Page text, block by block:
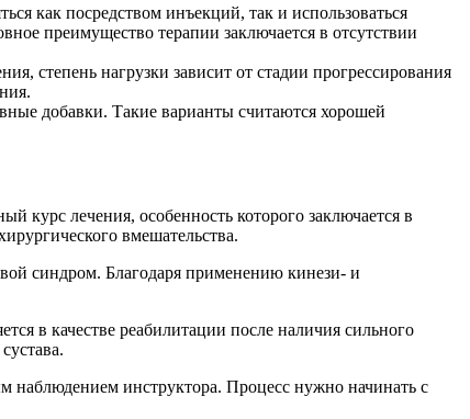
как посредством инъекций, так и использоваться
преимущество терапии заключается в отсутствии
степень нагрузки зависит от стадии прогрессирования
добавки. Такие варианты считаются хорошей
курс лечения, особенность которого заключается в
вмешательства.
синдром. Благодаря применению кинези- и
в качестве реабилитации после наличия сильного
наблюдением инструктора. Процесс нужно начинать с